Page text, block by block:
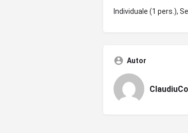
Individuale (1 pers.),
Autor